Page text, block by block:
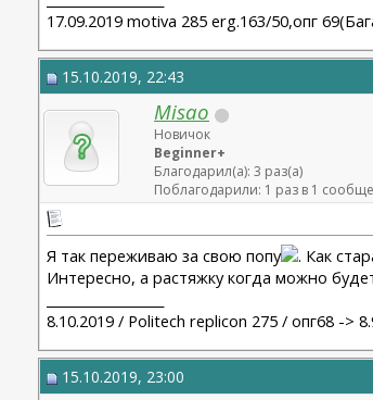
17.09.2019 motiva 285 erg.163/50,опг
15.10.2019, 22:43
Misao
Новичок
Beginner+
Благодарил(а): 3 раз(а)
Поблагодарили: 1 раз в 1
Я так переживаю за свою попу
. Как
Интересно, а растяжку когда можно
8.10.2019 / Politech replicon 275 / опг68 ->
15.10.2019, 23:00